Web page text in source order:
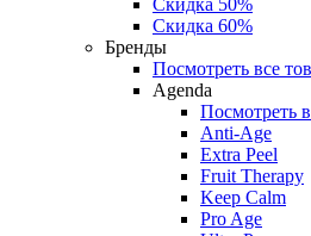
Скидка 50%
Скидка 60%
Бренды
Посмотреть все
Agenda
Посмотреть
Anti‑Age
Extra Peel
Fruit Therapy
Keep Calm
Pro Age